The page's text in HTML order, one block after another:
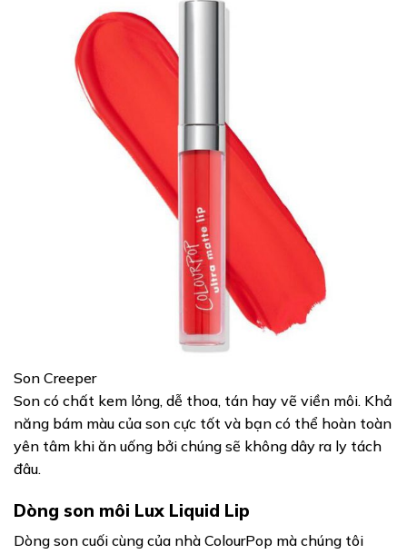
Son Creeper
Son có chất kem lỏng, dễ thoa, tán hay vẽ viền môi. Khả
năng bám màu của son cực tốt và bạn có thể hoàn toàn
yên tâm khi ăn uống bởi chúng sẽ không dây ra ly tách
đâu.
Dòng son môi Lux Liquid Lip
Dòng son cuối cùng của nhà ColourPop mà chúng tôi